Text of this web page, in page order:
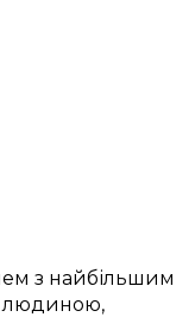
з найбільшим
людиною,